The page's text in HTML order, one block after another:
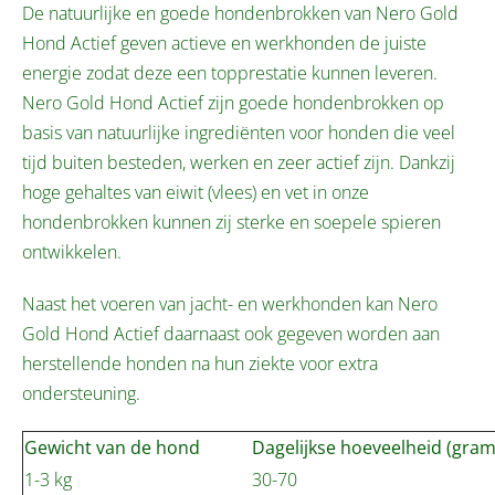
De natuurlijke en goede hondenbrokken van Nero Gold
Hond Actief geven actieve en werkhonden de juiste
energie zodat deze een topprestatie kunnen leveren.
Nero Gold Hond Actief zijn goede hondenbrokken op
basis van natuurlijke ingrediënten voor honden die veel
tijd buiten besteden, werken en zeer actief zijn. Dankzij
hoge gehaltes van eiwit (vlees) en vet in onze
hondenbrokken kunnen zij sterke en soepele spieren
ontwikkelen.
Naast het voeren van jacht- en werkhonden kan Nero
Gold Hond Actief daarnaast ook gegeven worden aan
herstellende honden na hun ziekte voor extra
ondersteuning.
Gewicht van de hond
Dagelijkse hoeveelheid
1-3 kg
30-70